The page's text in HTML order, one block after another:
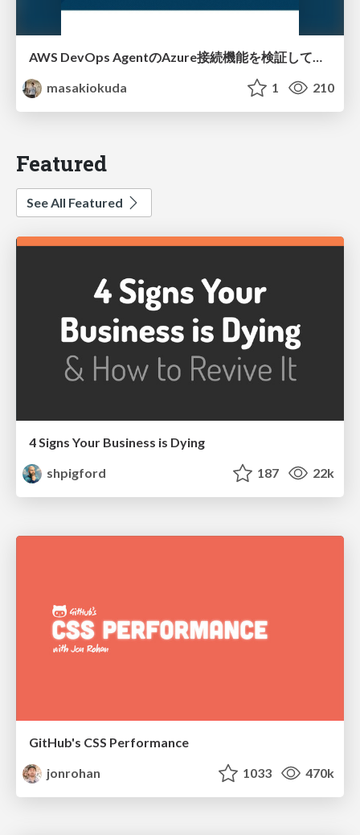
AWS DevOps AgentのAzure接続機能を検証して見えた活用法／Use Cases Verified for the AWS DevOps Agent's Azure Connectivity Feature
masakiokuda
1 210
Featured
See All Featured
4 Signs Your Business is Dying
shpigford
187 22k
GitHub's CSS Performance
jonrohan
1033 470k